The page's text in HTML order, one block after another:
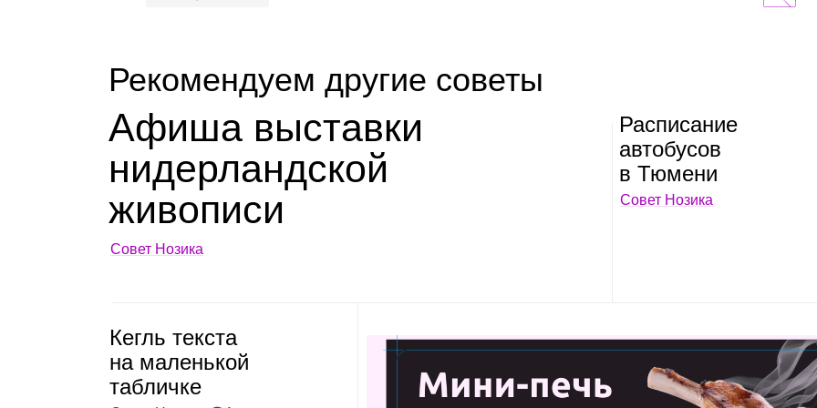
Рекомендуем другие советы
Афиша выставки
нидер­ланд­ской
живо­писи
Совет Нозика
Рас­пи­са­ние
авто­бу­сов
в Тюмени
Совет Нозика
Кегль тек­ста
на малень­кой
таб­личке